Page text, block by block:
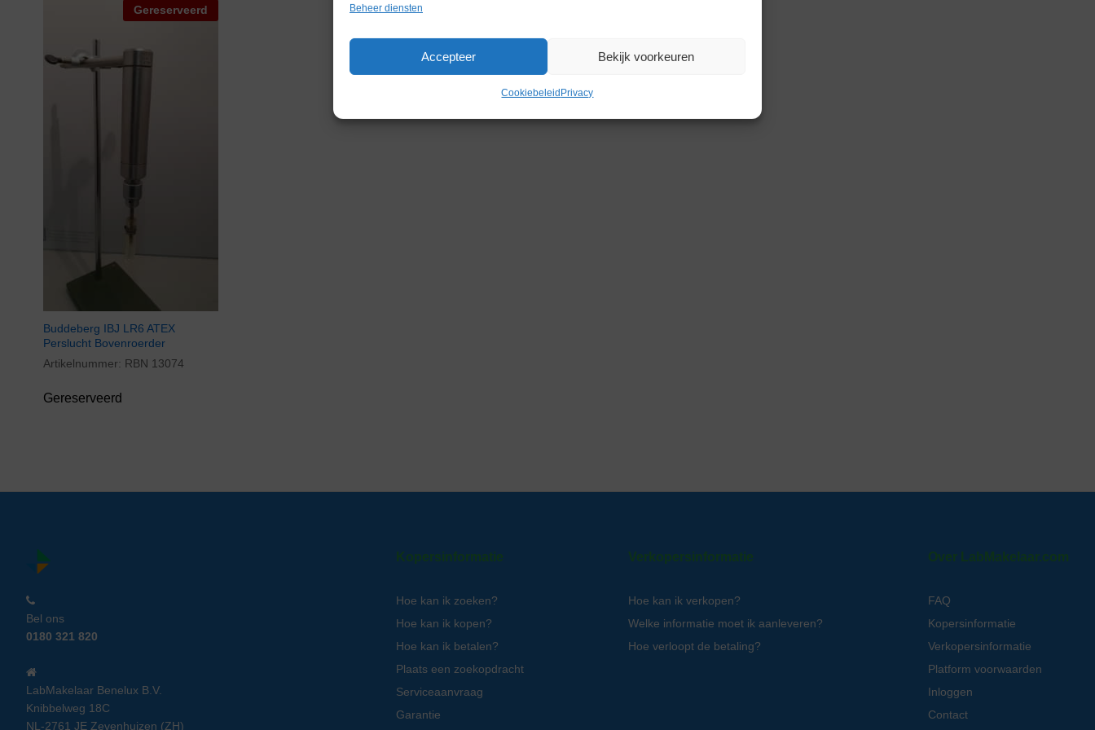
Beheer diensten
Accepteer Bekijk voorkeuren
Cookiebeleid Privacy
Gereserveerd
Buddeberg IBJ LR6 ATEX
Perslucht Bovenroerder
Artikelnummer: RBN 13074
Gereserveerd
Bel ons
0180 321 820
LabMakelaar Benelux B.V.
Knibbelweg 18C
NL-2761 JE Zevenhuizen (ZH)
Kopersinformatie
Hoe kan ik zoeken?
Hoe kan ik kopen?
Hoe kan ik betalen?
Plaats een zoekopdracht
Serviceaanvraag
Garantie
Verkopersinformatie
Hoe kan ik verkopen?
Welke informatie moet ik aanleveren?
Hoe verloopt de betaling?
Over LabMakelaar.com
FAQ
Kopersinformatie
Verkopersinformatie
Platform voorwaarden
Inloggen
Contact